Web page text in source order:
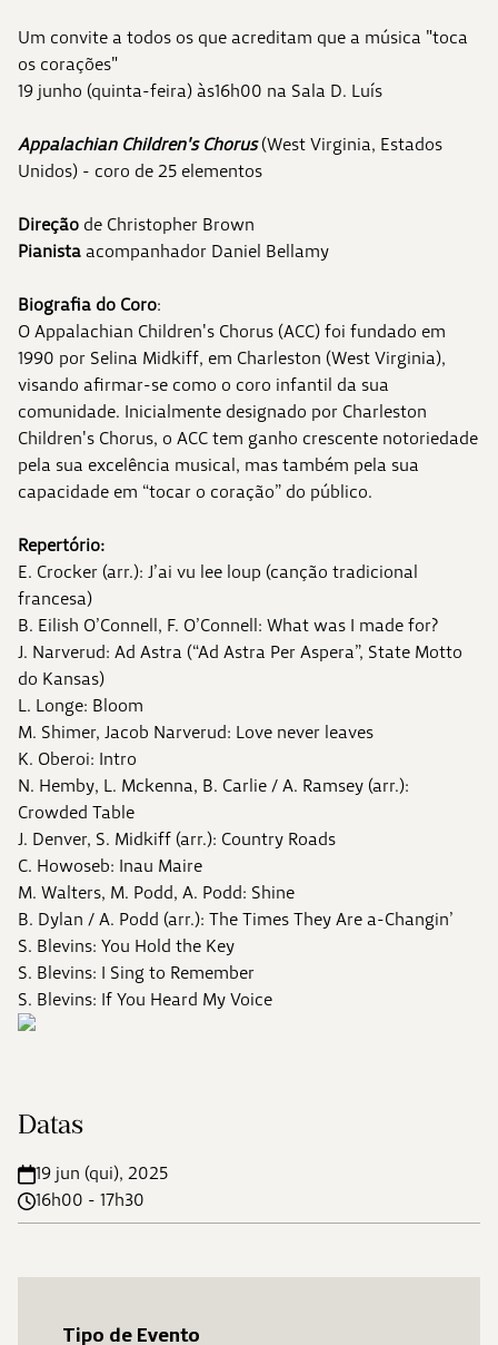
Um convite a todos os que acreditam que a música "toca
os corações"
19 junho (quinta-feira) às16h00 na Sala D. Luís
Appalachian Children's Chorus(West Virginia, Estados
Unidos) - coro de 25 elementos
Direção de Christopher Brown
Pianista acompanhador Daniel Bellamy
Biografia do Coro:
O Appalachian Children's Chorus (ACC) foi fundado em
1990 por Selina Midkiff, em Charleston (West Virginia),
visando afirmar-se como o coro infantil da sua
comunidade. Inicialmente designado por Charleston
Children's Chorus, o ACC tem ganho crescente notoriedade
pela sua excelência musical, mas também pela sua
capacidade em “tocar o coração” do público.
Repertório:
E. Crocker (arr.): J’ai vu lee loup (canção tradicional
francesa)
B. Eilish O’Connell, F. O’Connell: What was I made for?
J. Narverud: Ad Astra (“Ad Astra Per Aspera”, State Motto
do Kansas)
L. Longe: Bloom
M. Shimer, Jacob Narverud: Love never leaves
K. Oberoi: Intro
N. Hemby, L. Mckenna, B. Carlie / A. Ramsey (arr.):
Crowded Table
J. Denver, S. Midkiff (arr.): Country Roads
C. Howoseb: Inau Maire
M. Walters, M. Podd, A. Podd: Shine
B. Dylan / A. Podd (arr.): The Times They Are a-Changin’
S. Blevins: You Hold the Key
S. Blevins: I Sing to Remember
S. Blevins: If You Heard My Voice
Datas
19 jun (qui), 2025
16h00 - 17h30
Tipo de Evento